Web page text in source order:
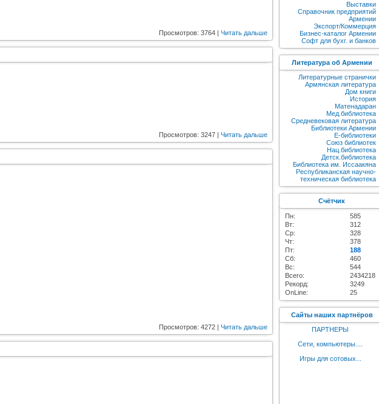
Просмотров: 3764 | Читать дальше
Просмотров: 3247 | Читать дальше
Просмотров: 4272 | Читать дальше
Выставки
Справочник предприятий
Армении
Экспорт/Коммерция
Бизнес-каталог Армении
Софт для бухг. и банков
Литература об Армении
Литературные странички
Армянская литература
Дом книги
История
Матенадаран
Мед.библиотека
Средневековая литература
Библиотеки Армении
E-библиотеки
Союз библиотек
Нац.библиотека
Детск.библиотека
Библиотека им. Иссаакяна
Республиканская научно-
техническая библиотека
Счётчик
Пн:
585
Вт:
312
Ср:
328
Чт:
378
Пт:
188
Сб:
460
Вс:
544
Всего:
2434218
Рекорд:
3249
OnLine:
25
Сайты наших партнёров
ПАРТНЕРЫ
Сети, компьютеры....
Игры для сотовых...